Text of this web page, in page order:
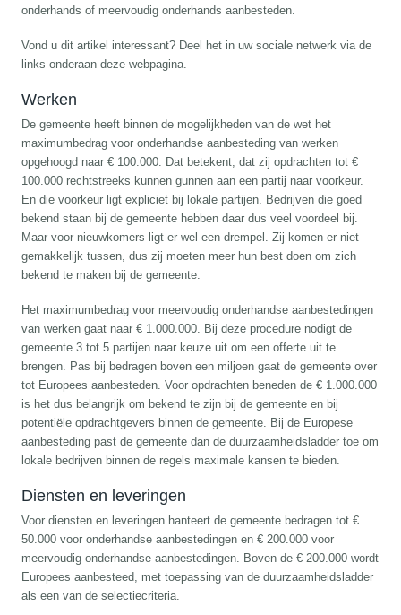
onderhands of meervoudig onderhands aanbesteden.
Vond u dit artikel interessant? Deel het in uw sociale netwerk via de
links onderaan deze webpagina.
Werken
De gemeente heeft binnen de mogelijkheden van de wet het
maximumbedrag voor onderhandse aanbesteding van werken
opgehoogd naar € 100.000. Dat betekent, dat zij opdrachten tot €
100.000 rechtstreeks kunnen gunnen aan een partij naar voorkeur.
En die voorkeur ligt expliciet bij lokale partijen. Bedrijven die goed
bekend staan bij de gemeente hebben daar dus veel voordeel bij.
Maar voor nieuwkomers ligt er wel een drempel. Zij komen er niet
gemakkelijk tussen, dus zij moeten meer hun best doen om zich
bekend te maken bij de gemeente.
Het maximumbedrag voor meervoudig onderhandse aanbestedingen
van werken gaat naar € 1.000.000. Bij deze procedure nodigt de
gemeente 3 tot 5 partijen naar keuze uit om een offerte uit te
brengen. Pas bij bedragen boven een miljoen gaat de gemeente over
tot Europees aanbesteden. Voor opdrachten beneden de € 1.000.000
is het dus belangrijk om bekend te zijn bij de gemeente en bij
potentiële opdrachtgevers binnen de gemeente. Bij de Europese
aanbesteding past de gemeente dan de duurzaamheidsladder toe om
lokale bedrijven binnen de regels maximale kansen te bieden.
Diensten en leveringen
Voor diensten en leveringen hanteert de gemeente bedragen tot €
50.000 voor onderhandse aanbestedingen en € 200.000 voor
meervoudig onderhandse aanbestedingen. Boven de € 200.000 wordt
Europees aanbesteed, met toepassing van de duurzaamheidsladder
als een van de selectiecriteria.